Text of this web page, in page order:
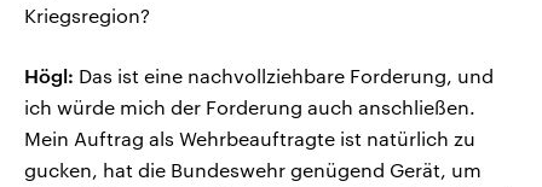
Kriegsregion?
Högl: Das ist eine nachvollziehbare Forderung, und
ich würde mich der Forderung auch anschließen.
Mein Auftrag als Wehrbeauftragte ist natürlich zu
gucken, hat die Bundeswehr genügend Gerät, um